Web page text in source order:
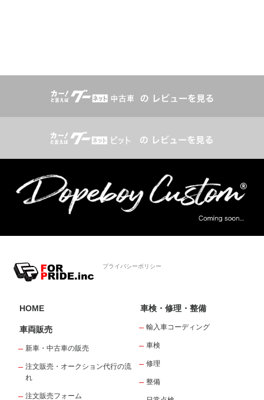
プライバシーポリシー
HOME
車両販売
新車・中古車の販売
注文販売・オークション代行の流
れ
注文販売フォーム
車検・修理・整備
輸入車コーディング
車検
修理
整備